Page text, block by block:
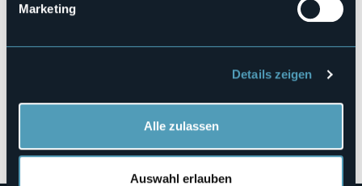
Marketing
Details zeigen
Alle zulassen
Auswahl erlauben
Öffnen Sie die Karte